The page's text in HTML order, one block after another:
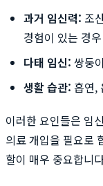
과거 임신력: 조
경험이 있는 경우
다태 임신: 쌍둥
생활 습관: 흡연,
이러한 요인들은 임
의료 개입을 필요로
할이 매우 중요합니